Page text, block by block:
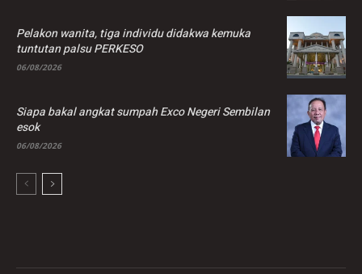
Pelakon wanita, tiga individu didakwa kemuka
tuntutan palsu PERKESO
06/08/2026
Siapa bakal angkat sumpah Exco Negeri Sembilan
esok
06/08/2026